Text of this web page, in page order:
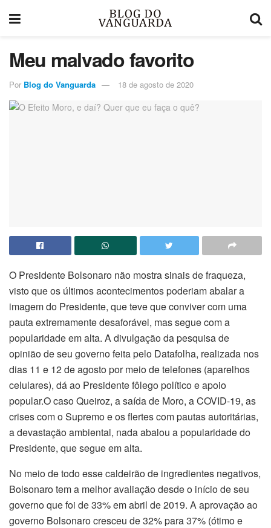
Meu malvado favorito
Por Blog do Vanguarda 18 de agosto de 2020
O Presidente Bolsonaro não mostra sinais de fraqueza,
visto que os últimos acontecimentos poderiam abalar a
imagem do Presidente, que teve que conviver com uma
pauta extremamente desaforável, mas segue com a
popularidade em alta. A divulgação da pesquisa de
opinião de seu governo feita pelo Datafolha, realizada nos
dias 11 e 12 de agosto por meio de telefones (aparelhos
celulares), dá ao Presidente fôlego político e apoio
popular.O caso Queiroz, a saída de Moro, a COVID-19, as
crises com o Supremo e os flertes com pautas autoritárias,
a devastação ambiental, nada abalou a popularidade do
Presidente, que segue em alta.
No meio de todo esse caldeirão de ingredientes negativos,
Bolsonaro tem a melhor avaliação desde o início de seu
governo que foi de 33% em abril de 2019. A aprovação ao
governo Bolsonaro cresceu de 32% para 37% (ótimo e